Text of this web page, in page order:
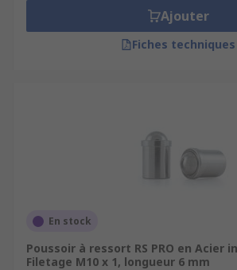
Ajouter
Fiches techniques
En stock
Poussoir à ressort RS PRO en Acier
Filetage M10 x 1, longueur 6 mm